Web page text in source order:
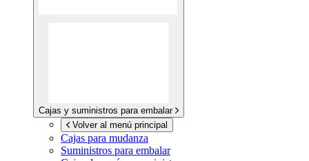
Cajas y suministros para embalar
Volver al menú principal
Cajas para mudanza
Suministros para embalar